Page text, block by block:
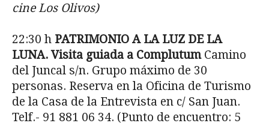
cine Los Olivos)
22:30 h PATRIMONIO A LA LUZ DE LA
LUNA. Visita guiada a Complutum Camino
del Juncal s/n. Grupo máximo de 30
personas. Reserva en la Oficina de Turismo
de la Casa de la Entrevista en c/ San Juan.
Telf.- 91 881 06 34. (Punto de encuentro: 5